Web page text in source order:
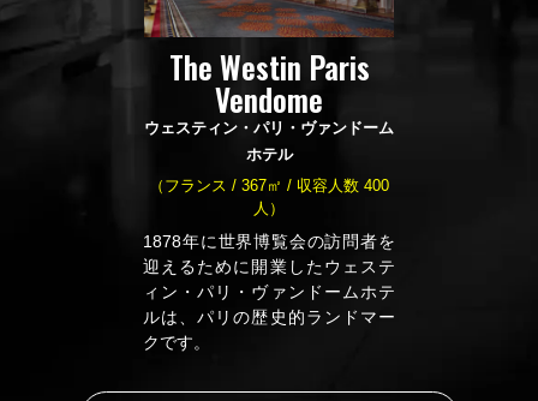
The Westin Paris
Vendome
ウェスティン・パリ・ヴァンドーム
ホテル
（フランス / 367㎡ / 収容人数 400
人）
1878年に世界博覧会の訪問者を
迎えるために開業したウェステ
ィン・パリ・ヴァンドームホテ
ルは、パリの歴史的ランドマー
クです。